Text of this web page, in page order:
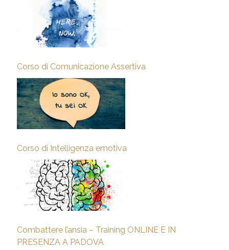
Corso di Comunicazione Assertiva
Corso di Intelligenza emotiva
Combattere l’ansia – Training ONLINE E IN
PRESENZA A PADOVA